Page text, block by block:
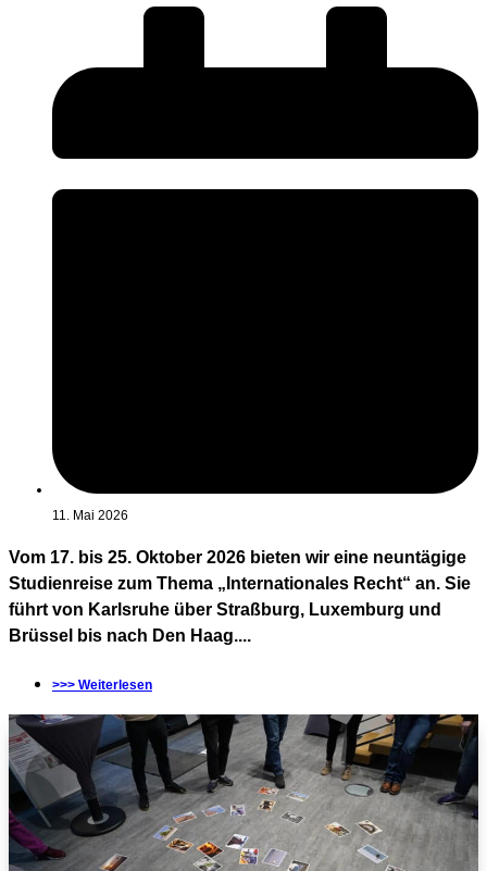
11. Mai 2026
Vom 17. bis 25. Oktober 2026 bieten wir eine neuntägige
Studienreise zum Thema „Internationales Recht“ an. Sie
führt von Karlsruhe über Straßburg, Luxemburg und
Brüssel bis nach Den Haag....
>>> Weiterlesen